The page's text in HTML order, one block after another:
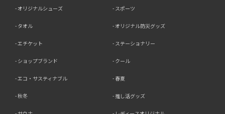
オリジナルシューズ スポーツ
タオル オリジナル防災グッズ
エチケット ステーショナリー
ショップブランド クール
エコ・サスティナブル 春夏
秋冬 推し活グッズ